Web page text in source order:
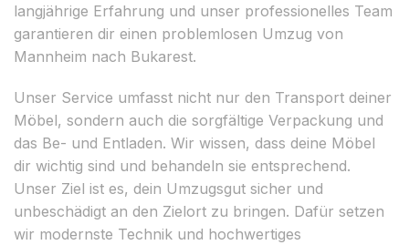
langjährige Erfahrung und unser professionelles Team
garantieren dir einen problemlosen Umzug von
Mannheim nach Bukarest.
Unser Service umfasst nicht nur den Transport deiner
Möbel, sondern auch die sorgfältige Verpackung und
das Be- und Entladen. Wir wissen, dass deine Möbel
dir wichtig sind und behandeln sie entsprechend.
Unser Ziel ist es, dein Umzugsgut sicher und
unbeschädigt an den Zielort zu bringen. Dafür setzen
wir modernste Technik und hochwertiges